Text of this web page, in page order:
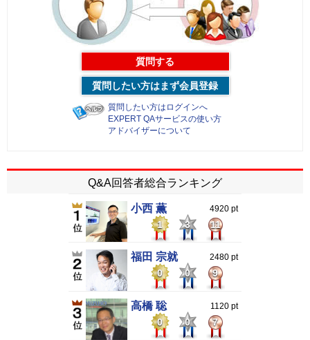
質問する
質問したい方はまず会員登録
質問したい方はログインへ
EXPERT QAサービスの使い方
アドバイザーについて
Q&A回答者総合ランキング
小西 薫 4920 pt
1 3 11
福田 宗就 2480 pt
0 0 9
高橋 聡 1120 pt
0 0 7